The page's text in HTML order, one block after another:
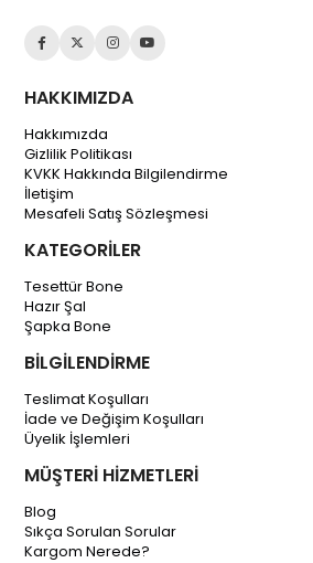
HAKKIMIZDA
Hakkımızda
Gizlilik Politikası
KVKK Hakkında Bilgilendirme
İletişim
Mesafeli Satış Sözleşmesi
KATEGORİLER
Tesettür Bone
Hazır Şal
Şapka Bone
BİLGİLENDİRME
Teslimat Koşulları
İade ve Değişim Koşulları
Üyelik İşlemleri
MÜŞTERİ HİZMETLERİ
Blog
Sıkça Sorulan Sorular
Kargom Nerede?